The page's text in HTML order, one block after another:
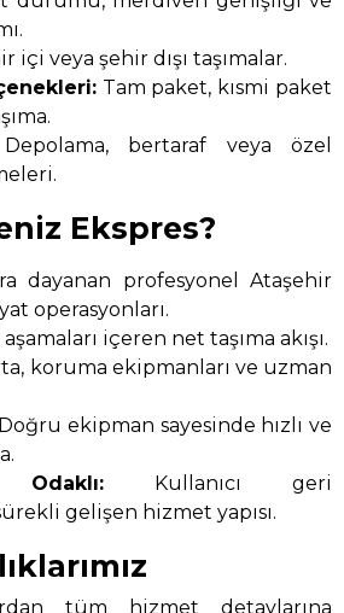
içi veya şehir dışı taşımalar.
Tam paket, kısmi paket
bertaraf veya özel
Ekspres?
dayanan profesyonel Ataşehir
operasyonları.
içeren net taşıma akışı.
koruma ekipmanları ve uzman
ekipman sayesinde hızlı ve
Odaklı: Kullanıcı geri
gelişen hizmet yapısı.
tüm hizmet detaylarına